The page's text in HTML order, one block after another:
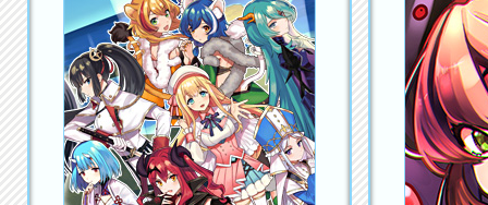
俺
な
の
UP